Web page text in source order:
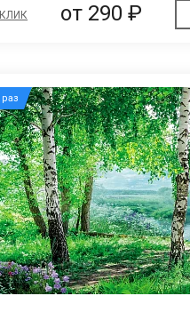
от 290 ₽
раз